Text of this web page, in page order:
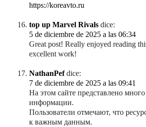
https://koreavto.ru
top up Marvel Rivals dice:
5 de diciembre de 2025 a las 06:34
Great post! Really enjoyed reading
excellent work!
NathanPef dice:
7 de diciembre de 2025 a las 09:41
На этом сайте представлено
информации.
Пользователи отмечают, что
к важным данным.